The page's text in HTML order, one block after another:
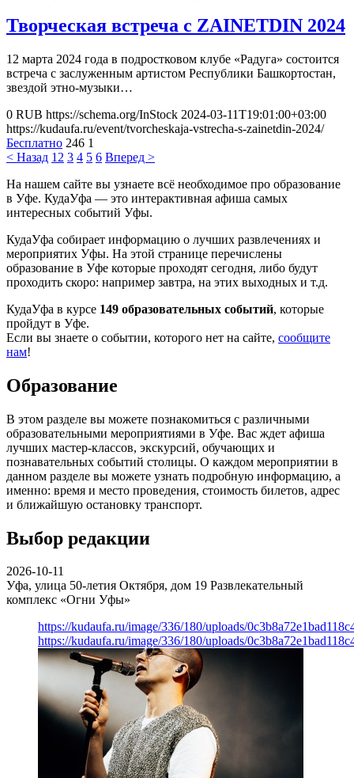
Творческая встреча с ZAINETDIN 2024
12 марта 2024 года в подростковом клубе «Радуга» состоится
встреча с заслуженным артистом Республики Башкортостан,
звездой этно-музыки…
0 RUB https://schema.org/InStock 2024-03-11T19:01:00+03:00
https://kudaufa.ru/event/tvorcheskaja-vstrecha-s-zainetdin-2024/
Бесплатно 246 1
< Назад 1 2 3 4 5 6 Вперед >
На нашем сайте вы узнаете всё необходимое про образование
в Уфе. КудаУфа — это интерактивная афиша самых
интересных событий Уфы.
КудаУфа собирает информацию о лучших развлечениях и
мероприятих Уфы. На этой странице перечислены
образование в Уфе которые проходят сегодня, либо будут
проходить скоро: например завтра, на этих выходных и т.д.
КудаУфа в курсе 149 образовательных событий, которые
пройдут в Уфе.
Если вы знаете о событии, которого нет на сайте, сообщите
нам!
Образование
В этом разделе вы можете познакомиться с различными
образовательными мероприятиями в Уфе. Вас ждет афиша
лучших мастер-классов, экскурсий, обучающих и
познавательных событий столицы. О каждом мероприятии в
данном разделе вы можете узнать подробную информацию, а
именно: время и место проведения, стоимость билетов, адрес
и ближайшую остановку транспорт.
Выбор редакции
2026-10-11
Уфа, улица 50-летия Октября, дом 19 Развлекательный
комплекс «Огни Уфы»
https://kudaufa.ru/image/336/180/uploads/
https://kudaufa.ru/image/336/180/uploads/